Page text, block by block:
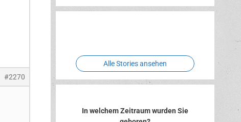
#2270
Erlebnispark
Verbotene
Alle Stories ansehen
In welchem Zeitraum wurden Sie